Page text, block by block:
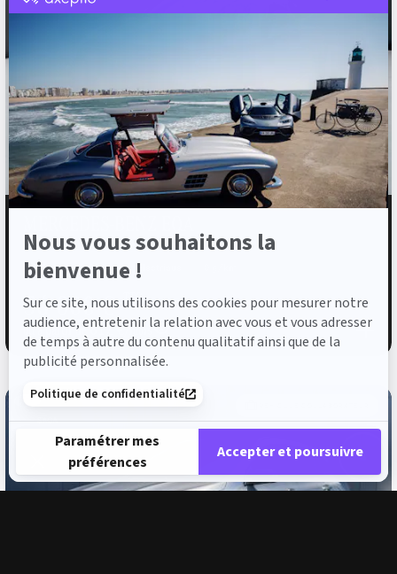
sur
Axeptio
Nous vous souhaitons la
bienvenue !
Sur ce site, nous utilisons des cookies pour mesurer notre
audience, entretenir la relation avec vous et vous adresser
de temps à autre du contenu qualitatif ainsi que de la
publicité personnalisée.
Politique de confidentialité
Paramétrer mes
préférences
Accepter et poursuivre
Axeptio consent
Plateforme de Gestion du Consentement : Personnalisez vos
250+ AMG Line
2026 5 000 km Electrique
56 800 € TTC
ou à partir de812 €/mois